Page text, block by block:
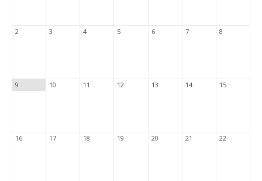
2 3 4 5 6 7 8
9 10 11 12 13 14 15
16 17 18 19 20 21 22